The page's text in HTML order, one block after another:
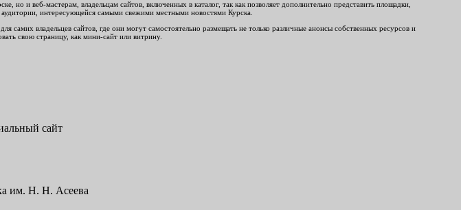
но и веб-мастерам, владельцам сайтов, включенных в каталог, так как позволяет дополнительно представить площадки,
интересующейся самыми свежими местными новостями Курска.
самих владельцев сайтов, где они могут самостоятельно размещать не только различные анонсы собственных ресурсов и
свою страницу, как мини-сайт или витрину.
сайт
им. Н. Н. Асеева